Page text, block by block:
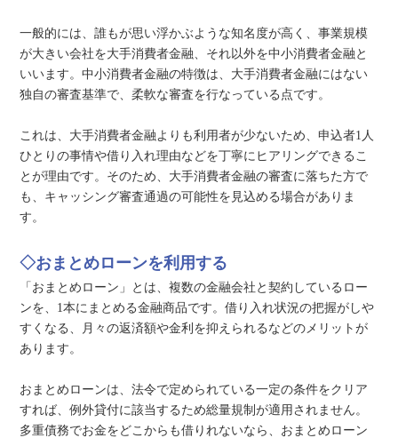
一般的には、誰もが思い浮かぶような知名度が高く、事業規模
が大きい会社を大手消費者金融、それ以外を中小消費者金融と
いいます。中小消費者金融の特徴は、大手消費者金融にはない
独自の審査基準で、柔軟な審査を行なっている点です。
これは、大手消費者金融よりも利用者が少ないため、申込者1人
ひとりの事情や借り入れ理由などを丁寧にヒアリングできるこ
とが理由です。そのため、大手消費者金融の審査に落ちた方で
も、キャッシング審査通過の可能性を見込める場合がありま
す。
◇おまとめローンを利用する
「おまとめローン」とは、複数の金融会社と契約しているロー
ンを、1本にまとめる金融商品です。借り入れ状況の把握がしや
すくなる、月々の返済額や金利を抑えられるなどのメリットが
あります。
おまとめローンは、法令で定められている一定の条件をクリア
すれば、例外貸付に該当するため総量規制が適用されません。
多重債務でお金をどこからも借りれないなら、おまとめローン